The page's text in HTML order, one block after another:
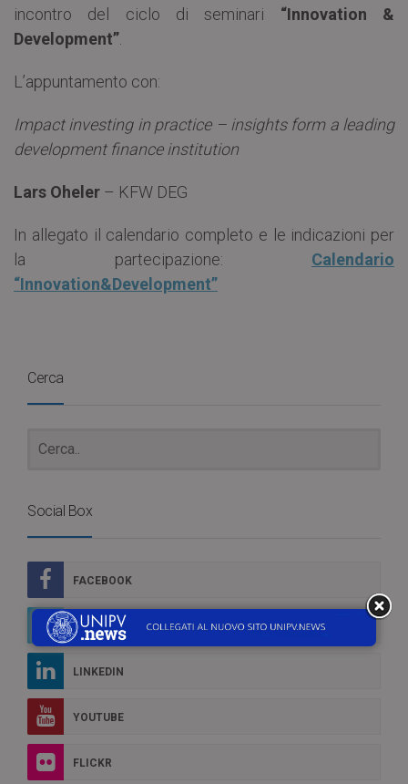
incontro del ciclo di seminari “Innovation &
Development”
L’appuntamento con:
Impact investing in practice – insights form a leading
development finance institution
Lars Oheler – KFW DEG
In allegato il calendario completo e le indicazioni per
la partecipazione: Calendario
“Innovation&Development”
Cerca
Social Box
FACEBOOK
TWITTER
LINKEDIN
YOUTUBE
FLICKR